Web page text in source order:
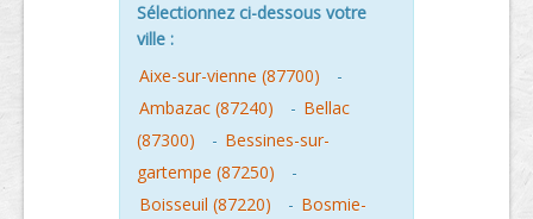
Sélectionnez ci-dessous votre
ville :
Aixe-sur-vienne (87700)
-
Ambazac (87240)
- Bellac
(87300)
- Bessines-sur-
gartempe (87250)
-
Boisseuil (87220)
- Bosmie-